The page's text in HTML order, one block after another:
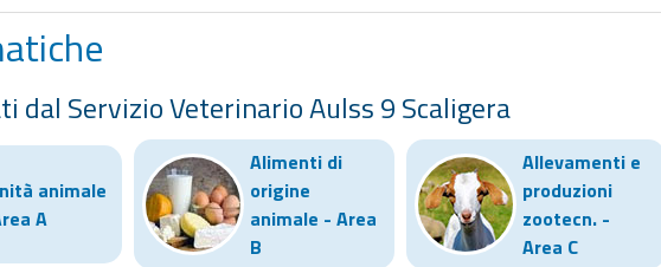
dal Servizio Veterinario Aulss 9 Scaligera
animale
A
Alimenti di
origine
animale - Area
B
Allevamenti e
produzioni
zootecn. -
Area C